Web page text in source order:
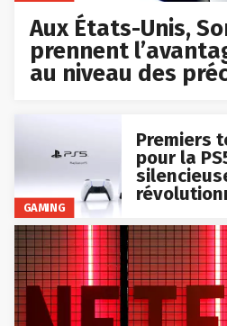
Aux États-Unis,
prennent
au niveau des
GAMING
Premiers
pour la